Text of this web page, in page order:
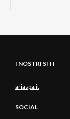
I NOSTRI SITI
ariaspa.it
SOCIAL